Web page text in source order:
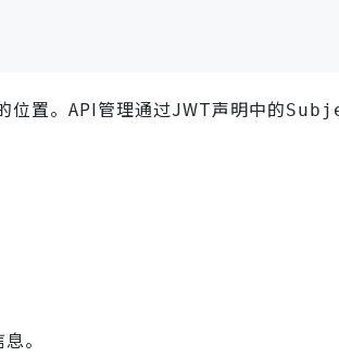
位置。API管理通过JWT声明中的
。